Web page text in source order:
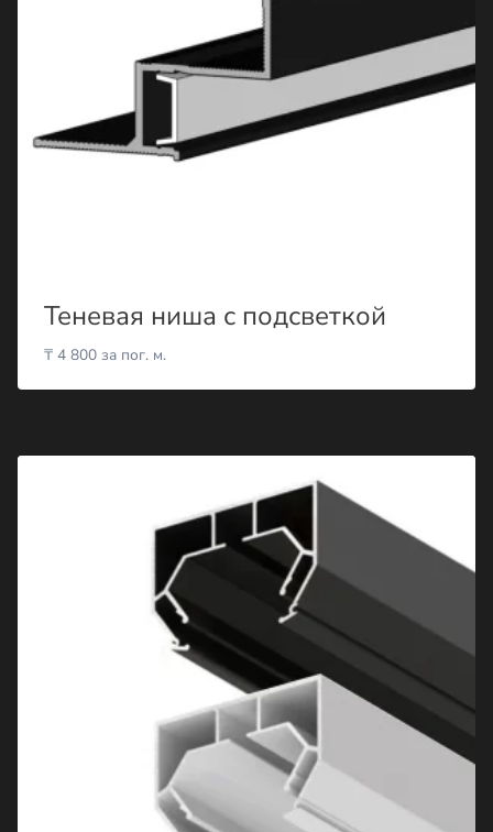
Теневая ниша с подсветкой
₸ 4 800 за пог. м.